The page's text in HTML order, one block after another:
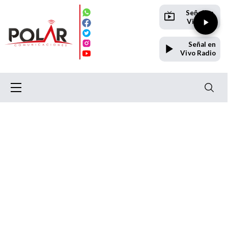
Señal en
Vivo TV
Señal en
Vivo Radio